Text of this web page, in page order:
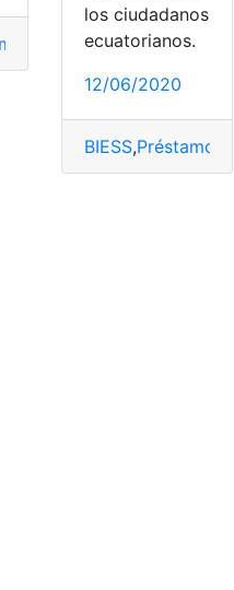
préstamos,Jubilados BIESS
Préstamos Hipotecarios
los ciudadanos
ecuatorianos.
12/06/2020
BIESS,Préstamo